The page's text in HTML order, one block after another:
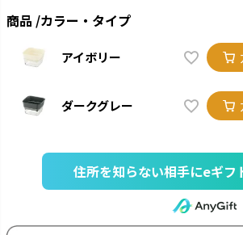
商品 カラー・タイプ
アイボリー
ダークグレー
住所を知らない相手にeギフ